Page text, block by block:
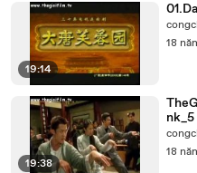
19:14
18
19:38
nk_5
18